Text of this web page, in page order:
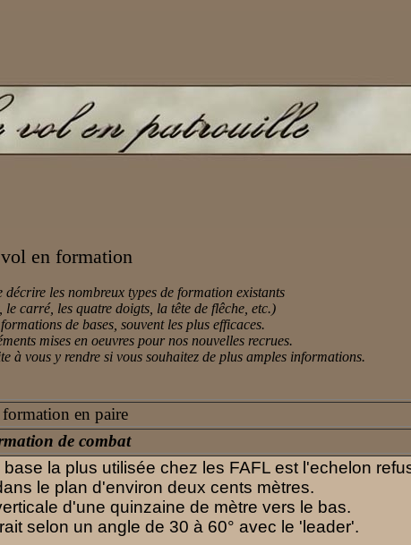
en formation
décrire les nombreux types de formation existants
carré, les quatre doigts, la tête de flêche, etc.)
de bases, souvent les plus efficaces.
mises en oeuvres pour nos nouvelles recrues.
à vous y rendre si vous souhaitez de plus amples informations.
en paire
de combat
la plus utilisée chez les FAFL est l'echelon
le plan d'environ deux cents mètres.
d'une quinzaine de mètre vers le bas.
selon un angle de 30 à 60° avec le 'leader'.